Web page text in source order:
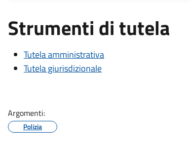
Strumenti di tutela
Tutela amministrativa
Tutela giurisdizionale
Argomenti:
Polizia